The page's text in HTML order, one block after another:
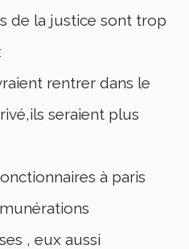
de la justice sont trop
rentrer dans le
seraient plus
à paris
, eux aussi